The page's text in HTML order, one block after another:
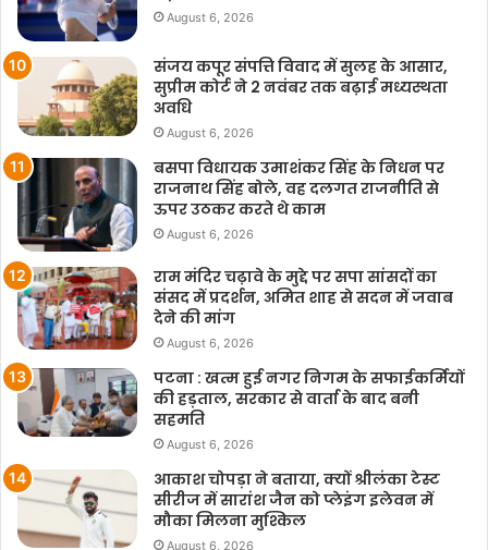
August 6, 2026
संजय कपूर संपत्ति विवाद में सुलह के आसार,
सुप्रीम कोर्ट ने 2 नवंबर तक बढ़ाई मध्यस्थता
अवधि
August 6, 2026
बसपा विधायक उमाशंकर सिंह के निधन पर
राजनाथ सिंह बोले, वह दलगत राजनीति से
ऊपर उठकर करते थे काम
August 6, 2026
राम मंदिर चढ़ावे के मुद्दे पर सपा सांसदों का
संसद में प्रदर्शन, अमित शाह से सदन में जवाब
देने की मांग
August 6, 2026
पटना : खत्म हुई नगर निगम के सफाईकर्मियों
की हड़ताल, सरकार से वार्ता के बाद बनी
सहमति
August 6, 2026
आकाश चोपड़ा ने बताया, क्यों श्रीलंका टेस्ट
सीरीज में सारांश जैन को प्लेइंग इलेवन में
मौका मिलना मुश्किल
August 6, 2026